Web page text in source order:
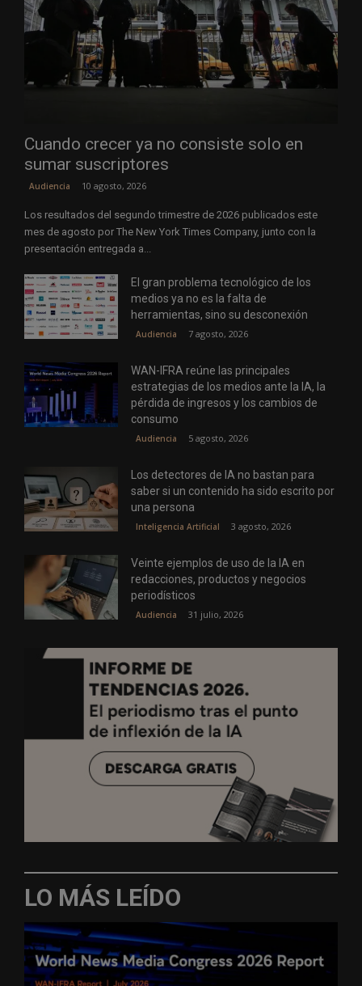
Cuando crecer ya no consiste solo en
sumar suscriptores
Audiencia 10 agosto, 2026
Los resultados del segundo trimestre de 2026 publicados este
mes de agosto por The New York Times Company, junto con la
presentación entregada a...
El gran problema tecnológico de los
medios ya no es la falta de
herramientas, sino su desconexión
Audiencia 7 agosto, 2026
WAN-IFRA reúne las principales
estrategias de los medios ante la IA, la
pérdida de ingresos y los cambios de
consumo
Audiencia 5 agosto, 2026
Los detectores de IA no bastan para
saber si un contenido ha sido escrito por
una persona
Inteligencia Artificial 3 agosto, 2026
Veinte ejemplos de uso de la IA en
redacciones, productos y negocios
periodísticos
Audiencia 31 julio, 2026
LO MÁS LEÍDO